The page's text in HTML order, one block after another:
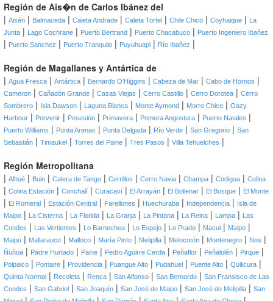
Región de Ais�n de Carlos Ibánez del
| Aisén | Balmaceda | Caleta Andrade | Caleta Tortel | Chile Chico | Coyhaique |
La
Junta | Lago Cochrane | Puerto Bertrand | Puerto Chacabuco | Puerto Ingeniero Ibañez
| Puerto Sanchez | Puerto Tranquilo | Puyuhuapi | Río Ibañez |
Región de Magallanes y Antártica de
| Agua Fresca | Antártica | Bernardo O'Higgins | Cabeza de Mar | Cabo de Hornos |
Cameron | Cañadón Grande | Casas Viejas | Cerro Castillo | Cerro Dorotea | Cerro
Sombrero | Isla Dawson | Laguna Blanca | Monte Aymond | Morro Chico | Oazy
Harbour | Porvenir | Posesión | Primavera | Primera Angostura | Puerto Natales |
Puerto Williams | Punta Arenas | Punta Delgada | Río Verde | San Gregorio | San
Sebastián | Timaukel | Torres del Paine | Tres Pasos | Villa Tehuelches |
Región Metropolitana
| Alhué | Buin | Calera de Tango | Cerrillos | Cerro Navia | Champa | Codigua | Colina
| Colina Estación | Conchalí | Curacaví | El Arrayán | El Bollenar | El Bosque | El Monte
| El Romeral | Estación Central | Farellones | Huechuraba | Independencia |
Isla de
Maipo | La Cisterna | La Florida | La Granja | La Pintana | La Reina | Lampa |
Las
Condes | Las Vertientes | Lo Barnechea | Lo Espejo | Lo Prado | Macul | Maipo |
Maipú | Mallarauco | Malloco | María Pinto | Melipilla | Melocotón | Montenegro | Nos |
Ñuñoa | Padre Hurtado | Paine | Pedro Aguirre Cerda | Peñaflor | Peñalolén | Pirque |
Polpaico | Pomaire | Providencia | Puangue Alto | Pudahuel | Puente Alto | Quilicura |
Quinta Normal | Recoleta | Renca | San Alfonso | San Bernardo | San Fransisco de Las
Condes | San Gabriel | San Joaquín | San José de Maipo | San José de Melipilla | San